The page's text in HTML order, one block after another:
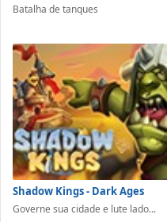
Batalha de tanques
Shadow Kings - Dark Ages
Governe sua cidade e lute lado...